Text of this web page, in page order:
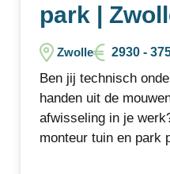
park |
Zwolle 2930 -
Ben jij technisch
handen uit de
afwisseling in je
monteur tuin en park